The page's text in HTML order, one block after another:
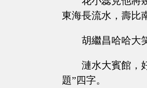
東海長流水，壽比
胡繼昌哈哈大
漣水大賓館，
題”四字。